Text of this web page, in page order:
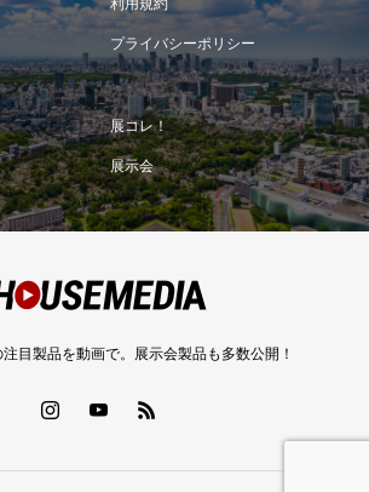
プライバシーポリシー
展コレ！
展示会
目製品を動画で。展示会製品も多数公開！